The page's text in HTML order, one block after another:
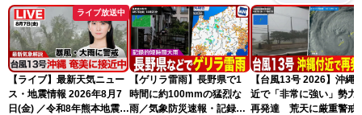
ライブ放送中
【ライブ】最新天気ニュー
ス・地震情報 2026年8月7
日(金) ／令和8年熊本地震情
【ゲリラ雷雨】長野県で1
時間に約100mmの猛烈な
雨／気象防災速報・記録的
【台風13号 2026】沖縄
近で「非常に強い」勢力
再発達 荒天に厳重警戒